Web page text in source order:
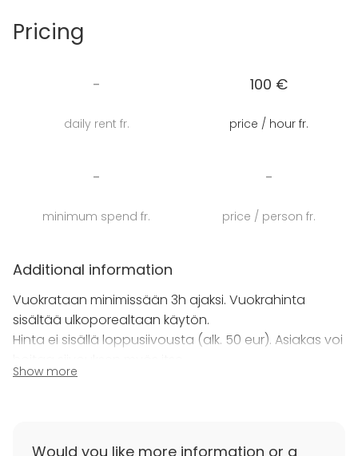
hengen ryhmille. Saunapirtissä on tilava sauna, jonka
Terassiin upotettu 6hlön lämmin ulkoporeallas, joka
on heti käyttövalmis. Muutaman askeleen päässä on
Pirtin olohuone on tilava 30 neliön kokonaisuus. Tilaan
kuuluu takka, seurusteluryhmät, meikkauspöydät ja -
vedenkeitin. Kylpypyyhkeet sisältyvät myös hintaan.
Saunapirtti on muokattavissa myös
yöpymiskäyttöön 2 hengelle, parisängyllä tai
kahdella erillisellä 1 hengellä sängyllä.
Tervetuloa!
Pricing
-
daily rent fr.
100 €
price / hour fr.
-
minimum spend fr.
-
price / person fr.
Additional information
Vuokrataan minimissään 3h ajaksi. Vuokrahinta
sisältää ulkoporealtaan käytön.
Hinta ei sisällä loppusiivousta (alk. 50 eur). Asiakas voi
Varaaminen tapahtuu maksamalla varauslasku.
Show more
Would you like more information or a